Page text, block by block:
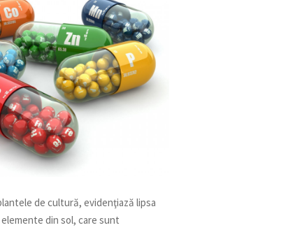
de cultură, evidenţiază lipsa
din sol, care sunt